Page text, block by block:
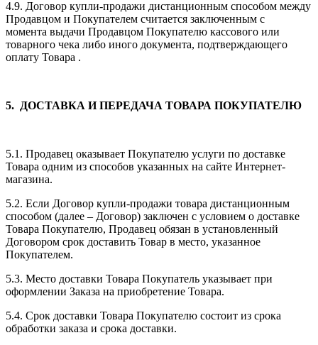
4.9. Договор купли-продажи дистанционным способом между
Продавцом и Покупателем считается заключенным с
момента выдачи Продавцом Покупателю кассового или
товарного чека либо иного документа, подтверждающего
оплату Товара .
5. ДОСТАВКА И ПЕРЕДАЧА ТОВАРА ПОКУПАТЕЛЮ
5.1. Продавец оказывает Покупателю услуги по доставке
Товара одним из способов указанных на сайте Интернет-
магазина.
5.2. Если Договор купли-продажи товара дистанционным
способом (далее – Договор) заключен с условием о доставке
Товара Покупателю, Продавец обязан в установленный
Договором срок доставить Товар в место, указанное
Покупателем.
5.3. Место доставки Товара Покупатель указывает при
оформлении Заказа на приобретение Товара.
5.4. Срок доставки Товара Покупателю состоит из срока
обработки заказа и срока доставки.